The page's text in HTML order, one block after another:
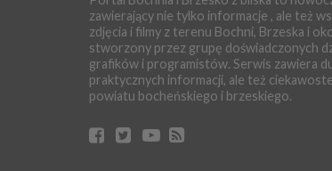
zawierający nie tylko informacje , ale też
zdjęcia i filmy z terenu Bochni, Brzeska i
stworzony przez grupę doświadczonych
grafików i programistów. Serwis zawiera
praktycznych informacji, ale też
powiatu bocheńskiego i brzeskiego.